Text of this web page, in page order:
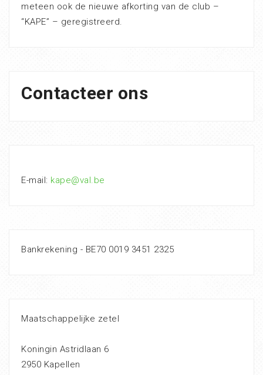
meteen ook de nieuwe afkorting van de club –
“KAPE” – geregistreerd.
Contacteer ons
E-mail: kape@val.be
Bankrekening - BE70 0019 3451 2325
Maatschappelijke zetel
Koningin Astridlaan 6
2950 Kapellen